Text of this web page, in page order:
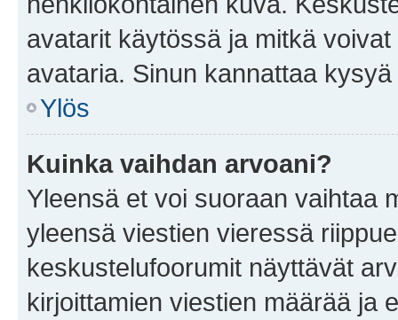
avatarit käytössä ja mitkä
avataria. Sinun kannattaa
Ylös
Kuinka vaihdan arvoani?
Yleensä et voi suoraan vaihtaa
yleensä viestien vieressä
keskustelufoorumit näyttävät
kirjoittamien viestien määrää ja